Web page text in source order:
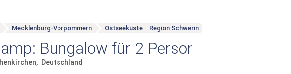
Mecklenburg-Vorpommern Ostseeküste Region Schwerin
Bungalow für 2 Personen
Deutschland